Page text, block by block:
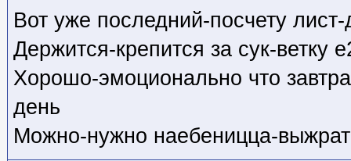
Вот уже последний-посчету
Держится-крепится за сук-ветку
Хорошо-эмоционально что
день
Можно-нужно наебеницца-